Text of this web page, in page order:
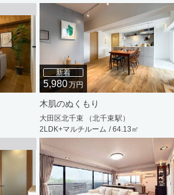
新着
5,980万円
木肌のぬくもり
大田区北千束 （北千束駅）
2LDK+マルチルーム / 64.13㎡